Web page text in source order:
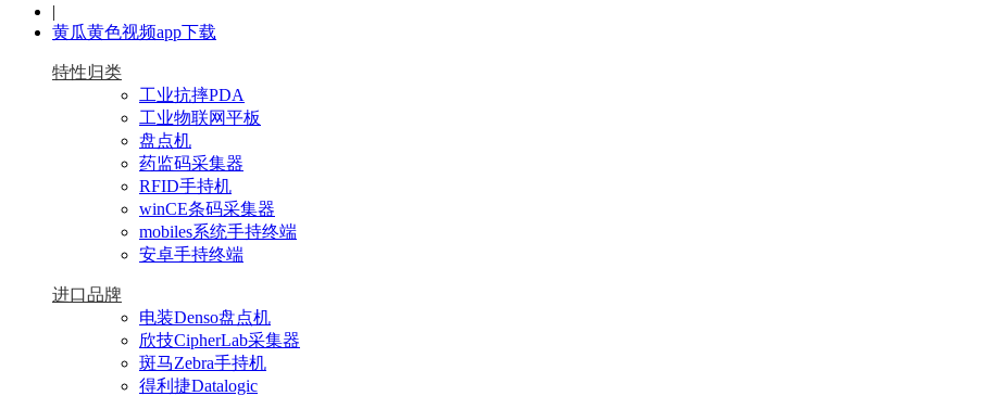
|
黄瓜黄色视频app下载
特性归类
工业抗摔PDA
工业物联网平板
盘点机
药监码采集器
RFID手持机
winCE条码采集器
mobiles系统手持终端
安卓手持终端
进口品牌
电装Denso盘点机
欣技CipherLab采集器
斑马Zebra手持机
得利捷Datalogic